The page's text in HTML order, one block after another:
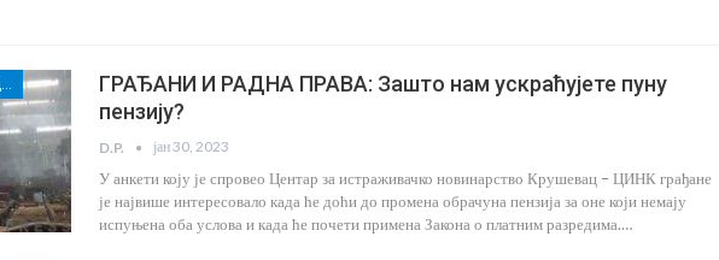
НАРОДНИ ПОСЛАНИЦИ И ГРАЂАНИ РАСИНСКОГ ОКРУГА ЗАЈЕДНО ЗА БОЉА РАДНА ПРАВА
ГРАЂАНИ И РАДНА ПРАВА: Зашто нам ускраћујете пуну
пензију?
D.P. јан 30, 2023
У анкети коју је спровео Центар за истраживачко новинарство Крушевац – ЦИНК грађане
је највише интересовало када ће доћи до промена обрачуна пензија за оне који немају
испуњена оба услова и када ће почети примена Закона о платним разредима.…